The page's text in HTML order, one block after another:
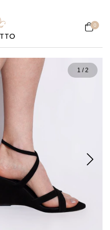
0
1 /2